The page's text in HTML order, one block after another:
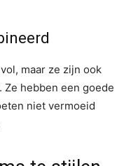
maar ze zijn ook
hebben een goede
niet vermoeid